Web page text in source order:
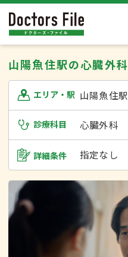
山陽魚住駅の心臓外科
エリア・駅 山陽魚住駅
診療科目 心臓外科
詳細条件 指定なし